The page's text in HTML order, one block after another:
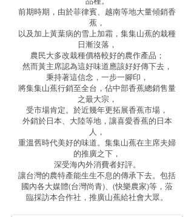
前期時期，由於菲律賓、越南等地大量傾銷香
蕉，
以及加上黃葉病的雪上加霜，集集山蕉的栽種
日漸沒落，
農民大多改栽種價格較好的農作產品；
然而黃主席認為這好味道應該好好傳下去，
秉持著這信念，一步一腳印，
將集集山蕉行銷至全台，佔中部香蕉總銷售量
之最大宗，
受市場肯定。於近幾年更拓展香蕉市場，
外銷於日本、大陸等地，讓喜愛香蕉的日本
人，
重溫舊時代美好的味道。集集山蕉在主席夫婦
的推廣之下，
深受海內外消費者好評。
讓台灣的農特產能生生不息的傳承下去。包括
國內各大媒體(台灣尚青)、(快樂農家)等，蒞
臨採訪本合作社，推廣山蕉給社會大眾。